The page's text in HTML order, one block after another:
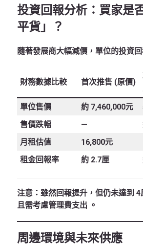
投資回報分析：買家是
平貨」？
隨著發展商大幅減價，單位的投資
財務數據比較 首次推售 (原價)
單位售價
約 7,460,000元
售價跌幅
—
月租估值
16,800元
租金回報率
約 2.7厘
注意 ：雖然回報提升，但仍未達到 4
且需考慮管理費支出 。
周邊環境與未來供應